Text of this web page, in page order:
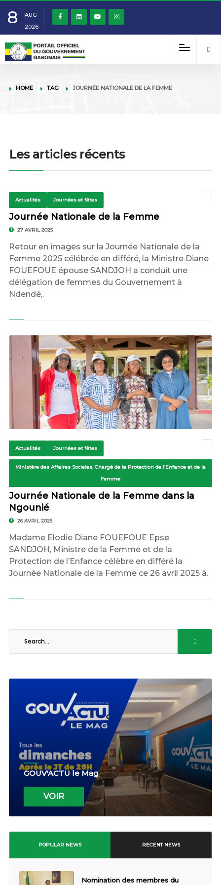
8
AUG
2026
HOME TAG JOURNÉE NATIONALE DE LA FEMME
Les articles récents
Actualités Journées et fêtes
Journée Nationale de la Femme
27 AVRIL 2025
Retour en images sur la Journée Nationale de la
Femme 2025 célébrée en différé, la Ministre Diane
FOUEFOUE épouse SANDJOH a conduit une
délégation de femmes du Gouvernement à
Ndendé,.
Actualités Journées et fêtes
Ministère des Affaires Sociales, Chargé de la Protection de l’Enfance et de la
Femme
Journée Nationale de la Femme dans la
Ngounié
26 AVRIL 2025
Madame Elodie Diane FOUEFOUE Epse
SANDJOH, Ministre de la Femme et de la
Protection de l’Enfance célèbre en différé la
Journée Nationale de la Femme ce 26 avril 2025 à.
GOUV'ACTU le Mag
VOIR
POPULAR NEWS RECENT NEWS
Nomination des membres du